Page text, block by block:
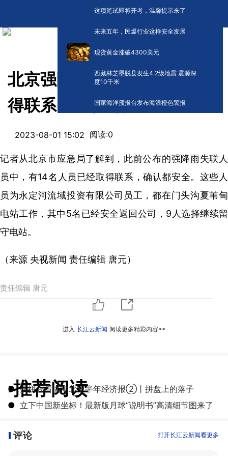
这项笔试即将开考，温馨提示来了
未来五年，民爆行业这样安全发展
现货黄金涨破4300美元
西藏林芝墨脱县发生4.2级地震 震源深
度10千米
国家海洋预报台发布海浪橙色警报
北京强降雨14名失联人员已取
得联系，确认都安全
2023-08-01 15:02 阅读:0
记者从北京市应急局了解到，此前公布的强降雨失联人
员中，有14名人员已经取得联系，确认都安全。这些人
员为永定河流域投资有限公司员工，都在门头沟夏苇甸
电站工作，其中5名已经安全返回公司，9人选择继续留
守电站。
（来源 央视新闻 责任编辑 唐元）
责任编辑 唐元
进入 长江云新闻 阅读更多精彩内容>>
推荐阅读
● 从拼豆看懂湖北上半年经济报②丨拼盘上的落子
● 立下中国新坐标！最新版月球“说明书”高清细节图来了
评论 打开长江云新闻看更多